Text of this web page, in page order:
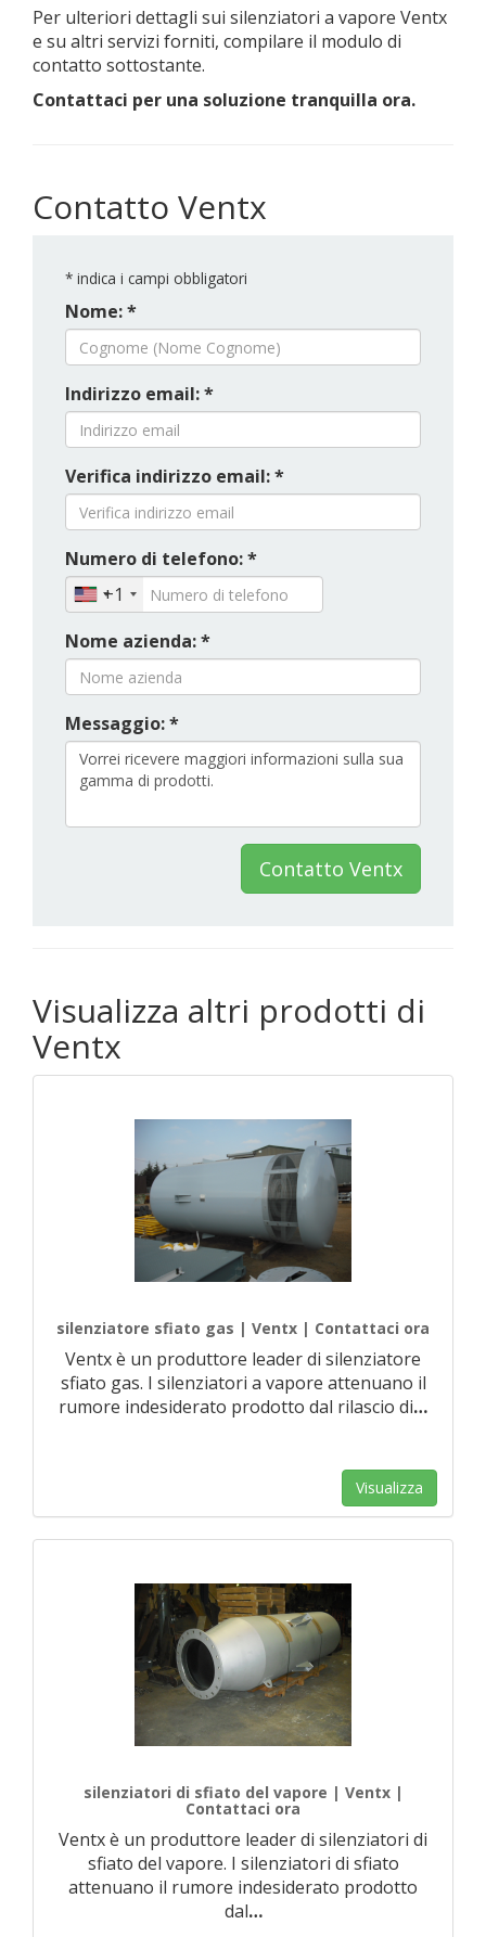
Per ulteriori dettagli sui silenziatori a vapore Ventx
e su altri servizi forniti, compilare il modulo di
contatto sottostante.
Contattaci per una soluzione tranquilla ora.
Contatto Ventx
* indica i campi obbligatori
Nome: *
Indirizzo email: *
Verifica indirizzo email: *
Numero di telefono: *
+1
Nome azienda: *
Messaggio: *
Contatto Ventx
Visualizza altri prodotti di
Ventx
silenziatore sfiato gas | Ventx | Contattaci ora
Ventx è un produttore leader di silenziatore
sfiato gas. I silenziatori a vapore attenuano il
rumore indesiderato prodotto dal rilascio di…
Visualizza
silenziatori di sfiato del vapore | Ventx |
Contattaci ora
Ventx è un produttore leader di silenziatori di
sfiato del vapore. I silenziatori di sfiato
attenuano il rumore indesiderato prodotto
dal…